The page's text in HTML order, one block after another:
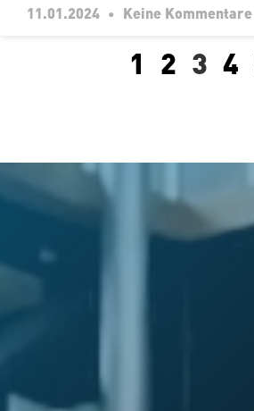
11.01.2024 Keine Kommentare
1 2 3 4